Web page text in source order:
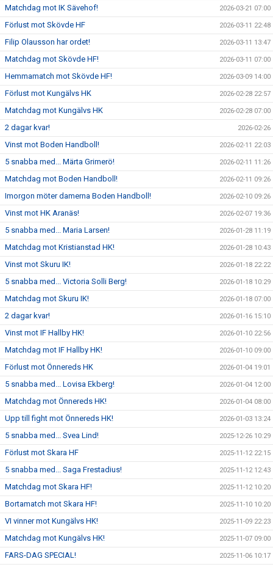
Matchdag mot IK Sävehof! 2026-03-21 07:00
Förlust mot Skövde HF 2026-03-11 22:48
Filip Olausson har ordet! 2026-03-11 13:47
Matchdag mot Skövde HF! 2026-03-11 07:00
Hemmamatch mot Skövde HF! 2026-03-09 14:00
Förlust mot Kungälvs HK 2026-02-28 22:57
Matchdag mot Kungälvs HK 2026-02-28 07:00
2 dagar kvar! 2026-02-26
Vinst mot Boden Handboll! 2026-02-11 22:03
5 snabba med... Märta Grimerö! 2026-02-11 11:26
Matchdag mot Boden Handboll! 2026-02-11 09:26
Imorgon möter damerna Boden Handboll! 2026-02-10 09:26
Vinst mot HK Aranäs! 2026-02-07 19:36
5 snabba med... Maria Larsen! 2026-01-28 11:19
Matchdag mot Kristianstad HK! 2026-01-28 10:43
Vinst mot Skuru IK! 2026-01-18 22:22
5 snabba med... Victoria Solli Berg! 2026-01-18 10:29
Matchdag mot Skuru IK! 2026-01-18 07:00
2 dagar kvar! 2026-01-16 15:10
Vinst mot IF Hallby HK! 2026-01-10 22:56
Matchdag mot IF Hallby HK! 2026-01-10 09:00
Förlust mot Önnereds HK 2026-01-04 19:01
5 snabba med... Lovisa Ekberg! 2026-01-04 12:00
Matchdag mot Önnereds HK! 2026-01-04 08:00
Upp till fight mot Önnereds HK! 2026-01-03 13:24
5 snabba med... Svea Lind! 2025-12-26 10:29
Förlust mot Skara HF 2025-11-12 22:15
5 snabba med... Saga Frestadius! 2025-11-12 12:43
Matchdag mot Skara HF! 2025-11-12 10:20
Bortamatch mot Skara HF! 2025-11-10 10:20
VI vinner mot Kungälvs HK! 2025-11-09 22:23
Matchdag mot Kungälvs HK! 2025-11-07 09:00
FARS-DAG SPECIAL! 2025-11-06 10:17